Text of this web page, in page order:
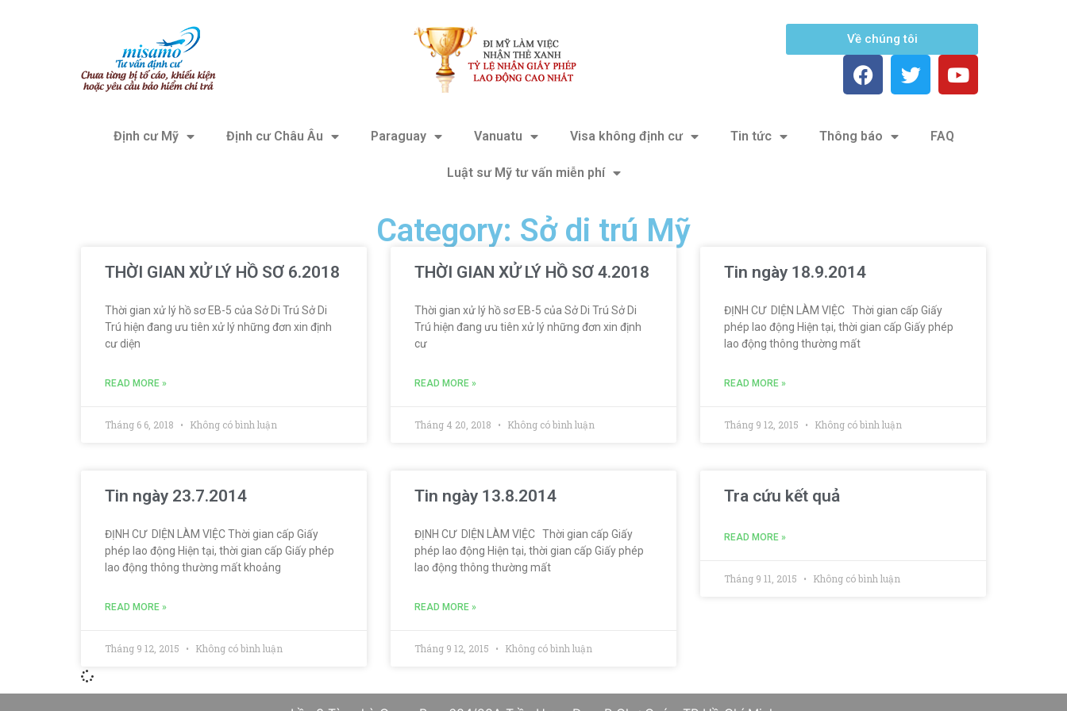
Về chúng tôi
Định cư Mỹ Định cư Châu Âu Paraguay Vanuatu Visa không định cư Tin tức Thông báo FAQ
Luật sư Mỹ tư vấn miễn phí
Category: Sở di trú Mỹ
THỜI GIAN XỬ LÝ HỒ SƠ 6.2018
Thời gian xử lý hồ sơ EB-5 của Sở Di Trú Sở Di
Trú hiện đang ưu tiên xử lý những đơn xin định
cư diện
READ MORE »
Tháng 6 6, 2018 Không có bình luận
THỜI GIAN XỬ LÝ HỒ SƠ 4.2018
Thời gian xử lý hồ sơ EB-5 của Sở Di Trú Sở Di
Trú hiện đang ưu tiên xử lý những đơn xin định
cư
READ MORE »
Tháng 4 20, 2018 Không có bình luận
Tin ngày 18.9.2014
ĐỊNH CƯ DIỆN LÀM VIỆC Thời gian cấp Giấy
phép lao động Hiện tại, thời gian cấp Giấy phép
lao động thông thường mất
READ MORE »
Tháng 9 12, 2015 Không có bình luận
Tin ngày 23.7.2014
ĐỊNH CƯ DIỆN LÀM VIỆC Thời gian cấp Giấy
phép lao động Hiện tại, thời gian cấp Giấy phép
lao động thông thường mất khoảng
READ MORE »
Tháng 9 12, 2015 Không có bình luận
Tin ngày 13.8.2014
ĐỊNH CƯ DIỆN LÀM VIỆC Thời gian cấp Giấy
phép lao động Hiện tại, thời gian cấp Giấy phép
lao động thông thường mất
READ MORE »
Tháng 9 12, 2015 Không có bình luận
Tra cứu kết quả
READ MORE »
Tháng 9 11, 2015 Không có bình luận